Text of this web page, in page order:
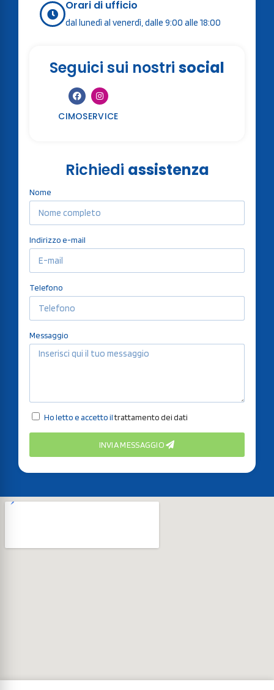
Richiedi assistenza
Nome
Indirizzo e-mail
Telefono
Messaggio
Ho letto e accetto iltrattamento dei dati
INVIA MESSAGGIO
Orari di ufficio
dal lunedì al venerdì, dalle 9:00 alle 18:00
Seguici sui nostri social
CIMOSERVICE